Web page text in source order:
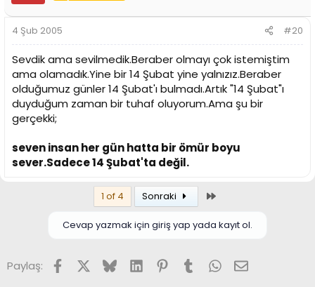
4 Şub 2005 #20
Sevdik ama sevilmedik.Beraber olmayı çok istemiştim
ama olamadık.Yine bir 14 Şubat yine yalnızız.Beraber
olduğumuz günler 14 Şubat'ı bulmadı.Artık "14 Şubat"ı
duyduğum zaman bir tuhaf oluyorum.Ama şu bir
gerçekki;
seven insan her gün hatta bir ömür boyu
sever.Sadece 14 Şubat'ta değil.
1 of 4 Sonraki
Cevap yazmak için giriş yap yada kayıt ol.
Paylaş: FacebookX (Twitter)
BlueskyLinkedInPinterest
TumblrWhatsApp
E-posta